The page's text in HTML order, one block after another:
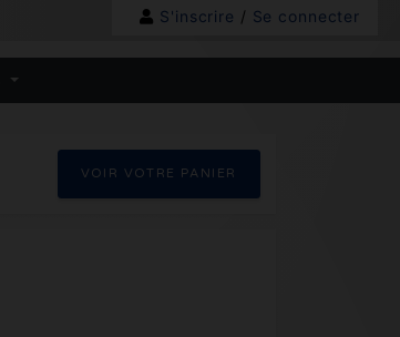
S'inscrire / Se connecter
VOIR VOTRE PANIER